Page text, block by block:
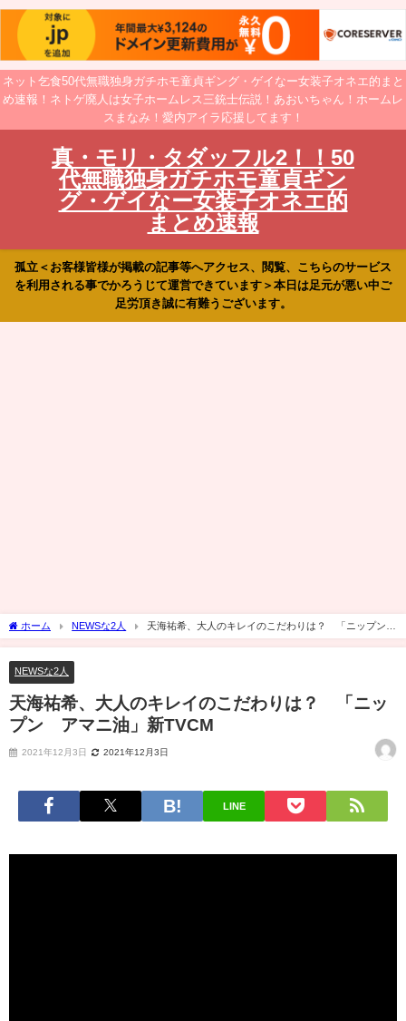
ネット乞食50代無職独身ガチホモ童貞ギング・ゲイなー女装子オネエ的まと
め速報！ネトゲ廃人は女子ホームレス三銃士伝説！あおいちゃん！ホームレ
スまなみ！愛内アイラ応援してます！
真・モリ・タダッフル2！！50
代無職独身ガチホモ童貞ギン
グ・ゲイなー女装子オネエ的
まとめ速報
孤立＜お客様皆様が掲載の記事等へアクセス、閲覧、こちらのサービス
を利用される事でかろうじて運営できています＞本日は足元が悪い中ご
足労頂き誠に有難うございます。
ホーム NEWSな2人
天海祐希、大人のキレイのこだわりは？ 「ニップン
アマニ油」新TVCM
NEWSな2人
天海祐希、大人のキレイのこだわりは？ 「ニッ
プン アマニ油」新TVCM
2021年12月3日 2021年12月3日
LINE